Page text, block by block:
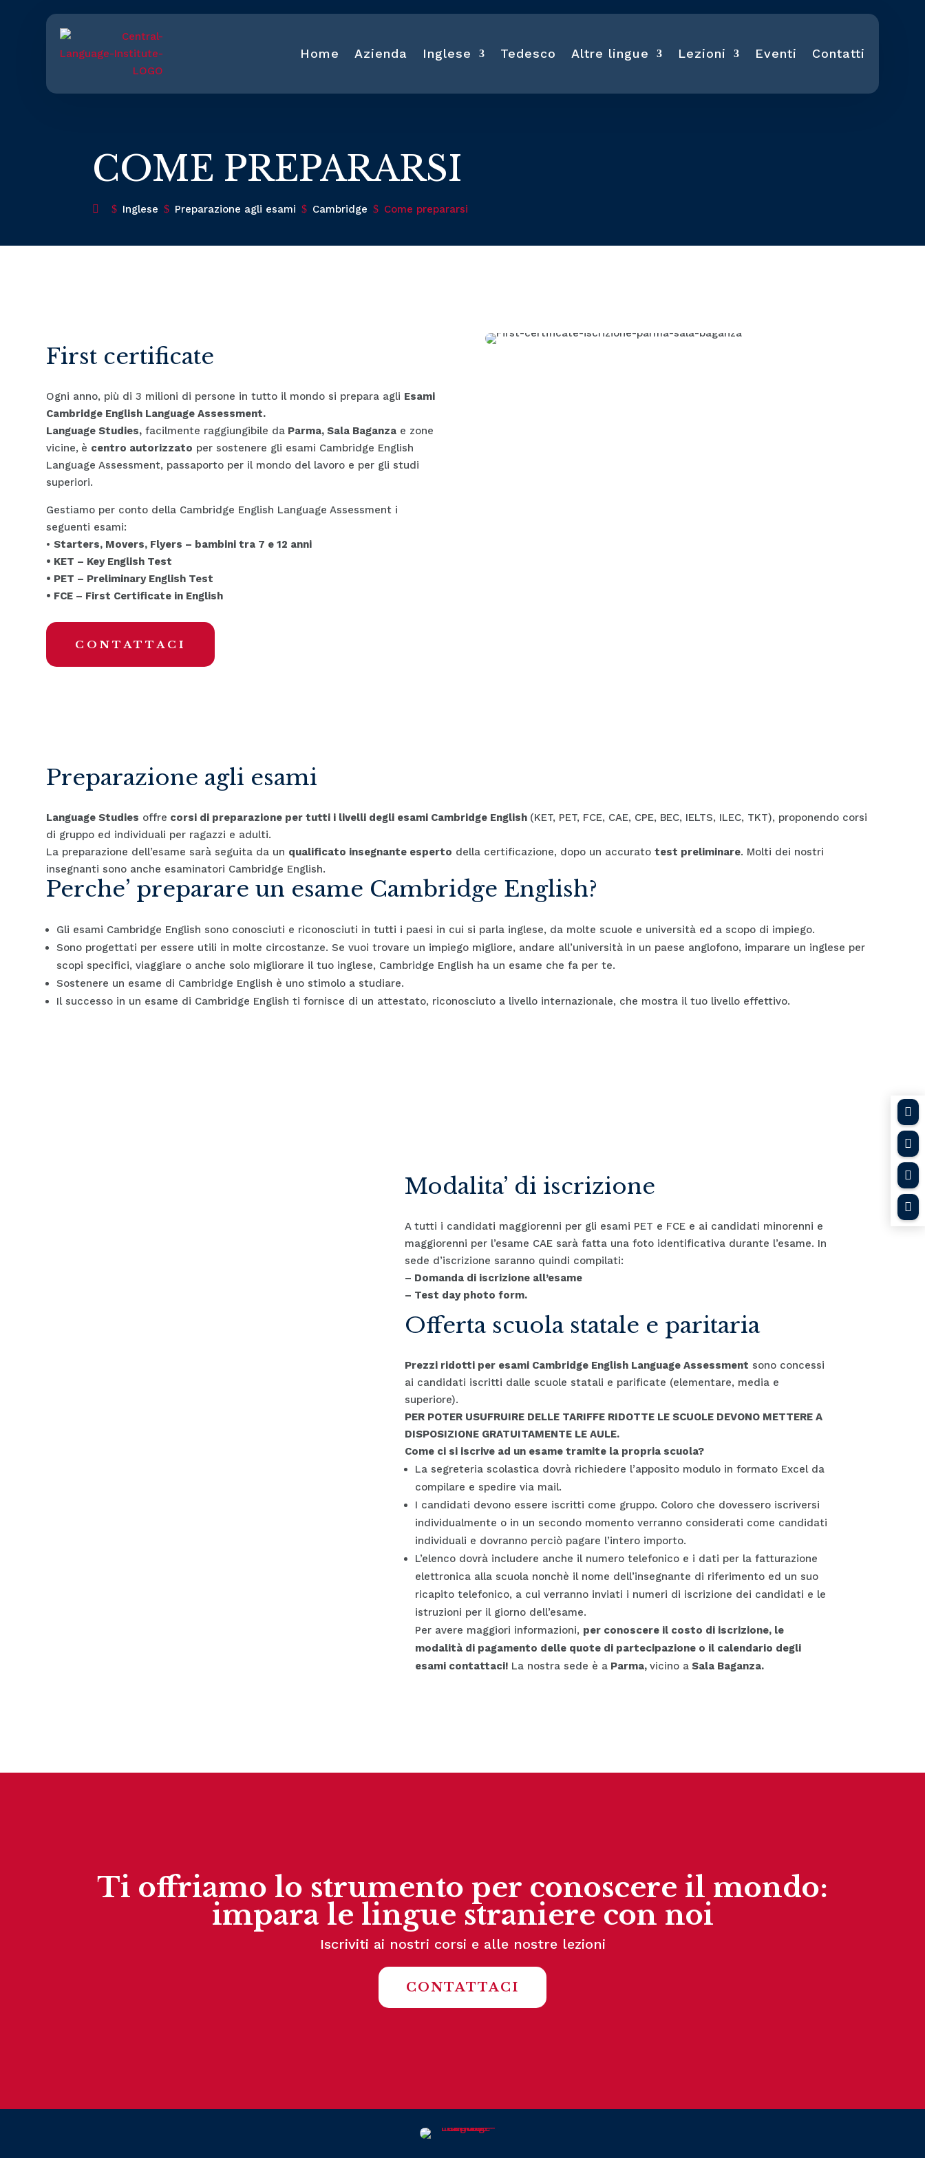
Home Azienda Inglese Tedesco Altre lingue Lezioni Eventi Contatti
COME PREPARARSI
$ Inglese $ Preparazione agli esami $ Cambridge $ Come prepararsi
First certificate
Ogni anno, più di 3 milioni di persone in tutto il mondo si prepara agli Esami
Cambridge English Language Assessment.
Language Studies, facilmente raggiungibile da Parma, Sala Baganza e zone
vicine, è centro autorizzato per sostenere gli esami Cambridge English
Language Assessment, passaporto per il mondo del lavoro e per gli studi
superiori.
Gestiamo per conto della Cambridge English Language Assessment i
seguenti esami:
•Starters, Movers, Flyers – bambini tra 7 e 12 anni
• KET – Key English Test
• PET – Preliminary English Test
• FCE – First Certificate in English
CONTATTACI
Preparazione agli esami
Language Studies offre corsi di preparazione per tutti i livelli degli esami Cambridge English (KET, PET, FCE, CAE, CPE, BEC, IELTS, ILEC, TKT), proponendo corsi
di gruppo ed individuali per ragazzi e adulti.
La preparazione dell’esame sarà seguita da un qualificato insegnante esperto della certificazione, dopo un accuratotest preliminare. Molti dei nostri
insegnanti sono anche esaminatori Cambridge English.
Perche’ preparare un esame Cambridge English?
Gli esami Cambridge English sono conosciuti e riconosciuti in tutti i paesi in cui si parla inglese, da molte scuole e università ed a scopo di impiego.
Sono progettati per essere utili in molte circostanze. Se vuoi trovare un impiego migliore, andare all’università in un paese anglofono, imparare un inglese per
scopi specifici, viaggiare o anche solo migliorare il tuo inglese, Cambridge English ha un esame che fa per te.
Sostenere un esame di Cambridge English è uno stimolo a studiare.
Il successo in un esame di Cambridge English ti fornisce di un attestato, riconosciuto a livello internazionale, che mostra il tuo livello effettivo.
Modalita’ di iscrizione
A tutti i candidati maggiorenni per gli esami PET e FCE e ai candidati minorenni e
maggiorenni per l’esame CAE sarà fatta una foto identificativa durante l’esame. In
sede d’iscrizione saranno quindi compilati:
– Domanda di iscrizione all’esame
– Test day photo form.
Offerta scuola statale e paritaria
Prezzi ridotti per esami Cambridge English Language Assessment sono concessi
ai candidati iscritti dalle scuole statali e parificate (elementare, media e
superiore).
PER POTER USUFRUIRE DELLE TARIFFE RIDOTTE LE SCUOLE DEVONO METTERE A
DISPOSIZIONE GRATUITAMENTE LE AULE.
Come ci si iscrive ad un esame tramite la propria scuola?
La segreteria scolastica dovrà richiedere l’apposito modulo in formato Excel da
compilare e spedire via mail.
I candidati devono essere iscritti come gruppo. Coloro che dovessero iscriversi
individualmente o in un secondo momento verranno considerati come candidati
individuali e dovranno perciò pagare l’intero importo.
L’elenco dovrà includere anche il numero telefonico e i dati per la fatturazione
elettronica alla scuola nonchè il nome dell’insegnante di riferimento ed un suo
ricapito telefonico, a cui verranno inviati i numeri di iscrizione dei candidati e le
istruzioni per il giorno dell’esame.
Per avere maggiori informazioni, per conoscere il costo di iscrizione, le
modalità di pagamento delle quote di partecipazione o il calendario degli
esami contattaci! La nostra sede è a Parma,vicino a Sala Baganza.
Ti offriamo lo strumento per conoscere il mondo:
impara le lingue straniere con noi
Iscriviti ai nostri corsi e alle nostre lezioni
CONTATTACI



